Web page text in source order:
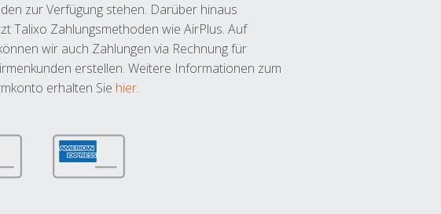
zur Verfügung stehen. Darüber hinaus
Talixo Zahlungsmethoden wie AirPlus. Auf
wir auch Zahlungen via Rechnung für
erstellen. Weitere Informationen zum
erhalten Sie hier.